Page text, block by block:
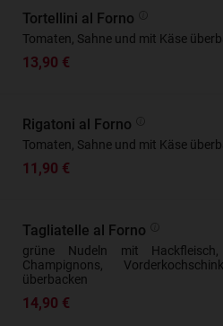
Tortellini al Forno
Tomaten, Sahne und mit Käse
13,90 €
Rigatoni al Forno
Tomaten, Sahne und mit Käse
11,90 €
Tagliatelle al Forno
grüne Nudeln mit Hackfleisch,
Champignons,
überbacken
14,90 €